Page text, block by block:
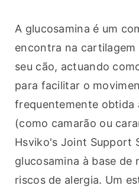
A glucosamina é um
encontra na
seu cão, actuando
para facilitar o
frequentemente obtida
(como camarão ou
Hsviko's Joint Support
glucosamina à base de
riscos de alergia. Um